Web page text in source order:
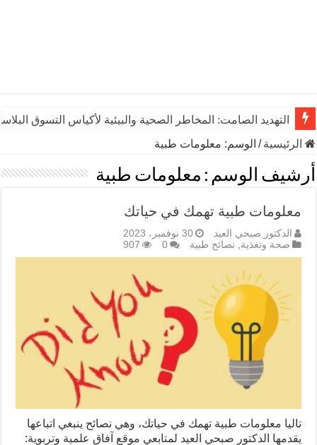
التهديد الصامت: المخاطر الصحية والبيئية لأكياس التسوق
الرئيسية/ الوسم: معلومات طبية
أرشيف الوسم : معلومات طبية
معلومات طبية تهمك في حياتك
الدكتور صبحي العيد
30 نوفمبر، 2023
صحة وتغذية, نصائح طبية 0
907
تاليا معلومات طبية تهمك في حياتك، وهي نصائح ينبغي اتباعها
يقدمها الدكتور صبحي العيد لمتابعي موقع آفاق علمية وتربوية: